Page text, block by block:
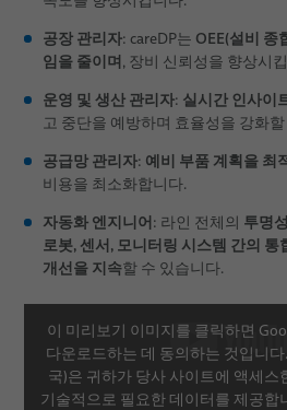
공장 관리자: careDP는 OEE(설비 종
임을 줄이며, 장비 신뢰성을 향상시
운영 및 생산 관리자: 실시간 인사이
고 중단을 예방하며 효율성을 강화
공급망 관리자: 예비 부품 계획을 최
비용을 최소화합니다.
자동화 엔지니어: 라인 전체의 투명
로봇, 센서, 모니터링 시스템 간의
개선을 지속할 수 있습니다.
이 미리보기 이미지를 클릭하면
다운로드하는 데 동의하는 것입니
국)은 귀하가 당사 사이트에 액세스
기술적으로 필요한 데이터를 제공합